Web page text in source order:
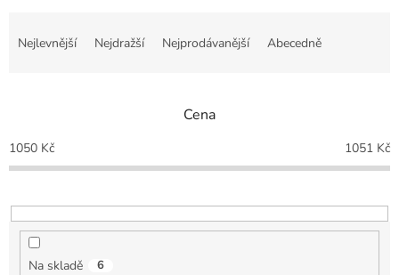
p
r
o
u
Nejlevnější Nejdražší Nejprodávanější Abecedně
Cena
1050 Kč 1051 Kč
Na skladě 6